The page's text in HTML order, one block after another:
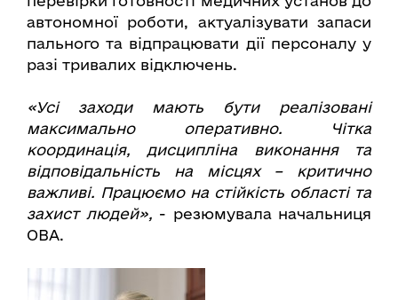
автономної роботи, актуалізувати запаси
пального та відпрацювати дії персоналу у
разі тривалих відключень.
«Усі заходи мають бути реалізовані
максимально оперативно. Чітка
координація, дисципліна виконання та
відповідальність на місцях – критично
важливі. Працюємо на стійкість області та
захист людей», - резюмувала начальниця
ОВА.